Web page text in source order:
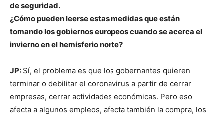
de seguridad.
¿Cómo pueden leerse estas medidas que están
tomando los gobiernos europeos cuando se acerca el
invierno en el hemisferio norte?
JP: Sí, el problema es que los gobernantes quieren
terminar o debilitar el coronavirus a partir de cerrar
empresas, cerrar actividades económicas. Pero eso
afecta a algunos empleos, afecta también la compra, los